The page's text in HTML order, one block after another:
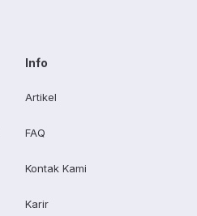
Info
Artikel
FAQ
Kontak Kami
Karir